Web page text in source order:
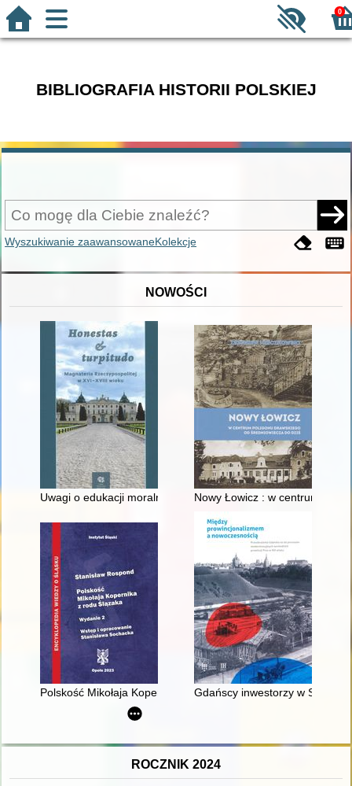
0
BIBLIOGRAFIA HISTORII POLSKIEJ
Wyszukiwanie zaawansowaneKolekcje
NOWOŚCI
Uwagi o edukacji moralnej synów szlacheckich w XVI-
Nowy Łowicz : w centrum
Polskość Mikołaja Kopernika z rodu Ślązaka
Gdańscy inwestorzy w
ROCZNIK 2024